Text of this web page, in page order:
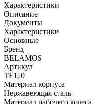
Характеристики
Описание
Документы
Характеристики
Основные
Бренд
BELAMOS
Артикул
TF120
Материал корпуса
Нержавеющая сталь
Материал рабочего колеса